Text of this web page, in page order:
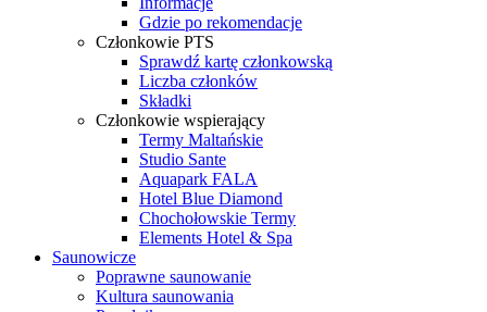
Gdzie po rekomendacje
Członkowie PTS
Sprawdź kartę członkowską
Liczba członków
Składki
Członkowie wspierający
Termy Maltańskie
Studio Sante
Aquapark FALA
Hotel Blue Diamond
Chochołowskie Termy
Elements Hotel & Spa
Saunowicze
Poprawne saunowanie
Kultura saunowania